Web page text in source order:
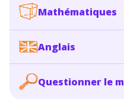
Mathématiques
Anglais
Questionner le